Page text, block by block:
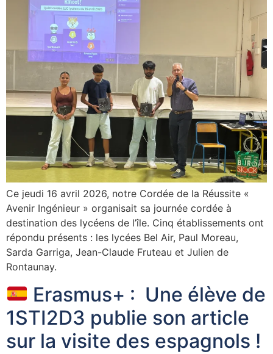
Ce jeudi 16 avril 2026, notre Cordée de la Réussite «
Avenir Ingénieur » organisait sa journée cordée à
destination des lycéens de l’île. Cinq établissements ont
répondu présents : les lycées Bel Air, Paul Moreau,
Sarda Garriga, Jean-Claude Fruteau et Julien de
Rontaunay.
Erasmus+ : Une élève de
1STI2D3 publie son article
sur la visite des espagnols !